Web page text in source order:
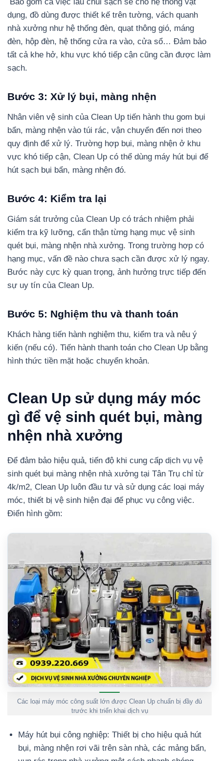
Bao gồm cả việc lau chùi sạch sẽ cho hệ thống vật
dụng, đồ dùng được thiết kế trên tường, vách quanh
nhà xưởng như hệ thống đèn, quạt thông gió, máng
đèn, hộp đèn, hệ thống cửa ra vào, cửa sổ… Đảm bảo
tất cả khe hở, khu vực khó tiếp cận cũng cần được làm
sạch.
Bước 3: Xử lý bụi, màng nhện
Nhân viên vệ sinh của Clean Up tiến hành thu gom bụi
bẩn, màng nhện vào túi rác, vận chuyển đến nơi theo
quy định để xử lý. Trường hợp bụi, màng nhện ở khu
vực khó tiếp cận, Clean Up có thể dùng máy hút bụi để
hút sạch bụi bẩn, màng nhện đó.
Bước 4: Kiểm tra lại
Giám sát trưởng của Clean Up có trách nhiệm phải
kiểm tra kỹ lưỡng, cẩn thận từng hạng mục vệ sinh
quét bụi, màng nhện nhà xưởng. Trong trường hợp có
hạng mục, vấn đề nào chưa sạch cần được xử lý ngay.
Bước này cực kỳ quan trọng, ảnh hưởng trực tiếp đến
sự uy tín của Clean Up.
Bước 5: Nghiệm thu và thanh toán
Khách hàng tiến hành nghiệm thu, kiểm tra và nêu ý
kiến (nếu có). Tiến hành thanh toán cho Clean Up bằng
hình thức tiền mặt hoặc chuyển khoản.
Clean Up sử dụng máy móc
gì để vệ sinh quét bụi, màng
nhện nhà xưởng
Để đảm bảo hiệu quả, tiến độ khi cung cấp dịch vụ vệ
sinh quét bụi màng nhện nhà xưởng tại Tân Trụ chỉ từ
4k/m2, Clean Up luôn đầu tư và sử dụng các loại máy
móc, thiết bị vệ sinh hiện đại để phục vụ công việc.
Điển hình gồm:
Các loại máy móc công suất lớn được Clean Up chuẩn bị đầy đủ
trước khi triển khai dịch vụ
Máy hút bụi công nghiệp: Thiết bị cho hiệu quả hút
bụi, màng nhện rơi vãi trên sàn nhà, các mảng bẩn,